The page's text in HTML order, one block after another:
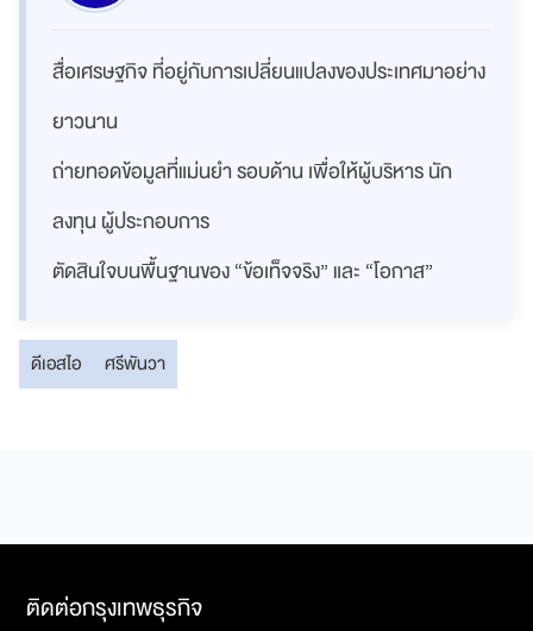
สื่อเศรษฐกิจ ที่อยู่กับการเปลี่ยนแปลงของประเทศมาอย่าง
ยาวนาน
ถ่ายทอดข้อมูลที่แม่นยำ รอบด้าน เพื่อให้ผู้บริหาร นัก
ลงทุน ผู้ประกอบการ
ตัดสินใจบนพื้นฐานของ “ข้อเท็จจริง” และ “โอกาส”
ดีเอสไอ ศรีพันวา
ติดต่อกรุงเทพธุรกิจ